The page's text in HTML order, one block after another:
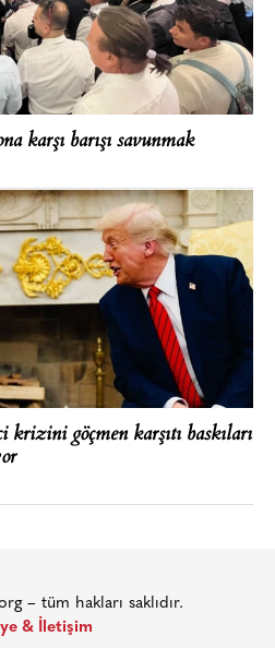
karşı barışı savunmak
krizini göçmen karşıtı baskıları
– tüm hakları saklıdır.
& İletişim